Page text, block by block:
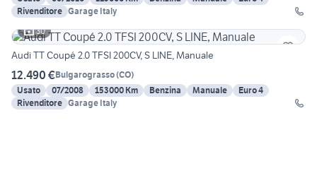
Rivenditore Garage Italy
30
Audi TT Coupé 2.0 TFSI 200CV, S LINE, Manuale
12.490 €Bulgarograsso(CO)
Usato
07/2008 153000 Km Benzina Manuale
Euro 4
Rivenditore Garage Italy